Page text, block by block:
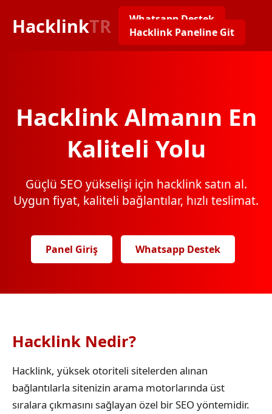
HacklinkTR
Whatsapp Destek
Hacklink Paneline Git
Hacklink Almanın En
Kaliteli Yolu
Güçlü SEO yükselişi için hacklink satın al.
Uygun fiyat, kaliteli bağlantılar, hızlı teslimat.
Panel Giriş Whatsapp Destek
Hacklink Nedir?
Hacklink, yüksek otoriteli sitelerden alınan
bağlantılarla sitenizin arama motorlarında üst
sıralara çıkmasını sağlayan özel bir SEO yöntemidir.